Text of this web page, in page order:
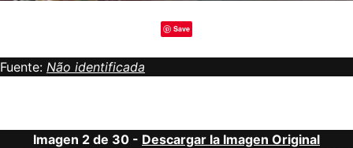
Save
Fuente: Não identificada
Imagen 2 de 30 - Descargar la Imagen Original